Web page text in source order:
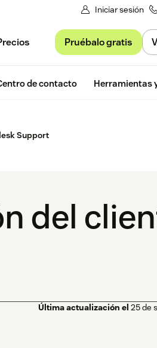
Iniciar sesión
Pruébalo gratis
de contacto Herramientas
Support
del
Última actualización el 25 de